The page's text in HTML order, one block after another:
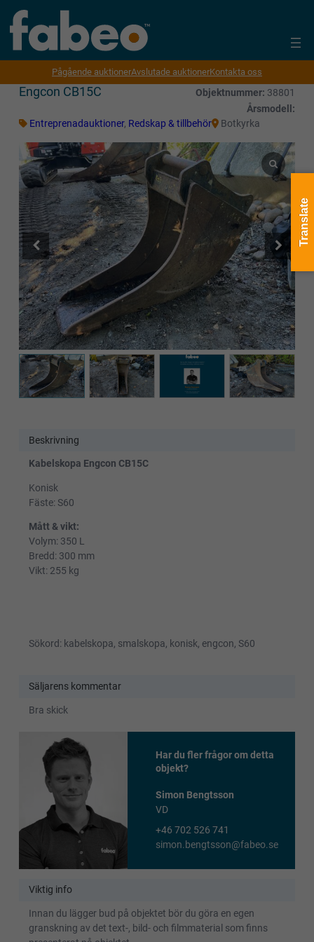
Pågående auktionerAvslutade auktionerKontakta oss
Engcon CB15C Objektnummer: 38801
Årsmodell:
Entreprenadauktioner, Redskap & tillbehör Botkyrka
Beskrivning
Kabelskopa Engcon CB15C
Konisk
Fäste: S60
Mått & vikt:
Volym: 350 L
Bredd: 300 mm
Vikt: 255 kg
Sökord: kabelskopa, smalskopa, konisk, engcon, S60
Säljarens kommentar
Bra skick
Har du fler frågor om detta
objekt?
Simon Bengtsson
VD
+46 702 526 741
simon.bengtsson@fabeo.se
Viktig info
Innan du lägger bud på objektet bör du göra en egen
granskning av det text-, bild- och filmmaterial som finns
Translate